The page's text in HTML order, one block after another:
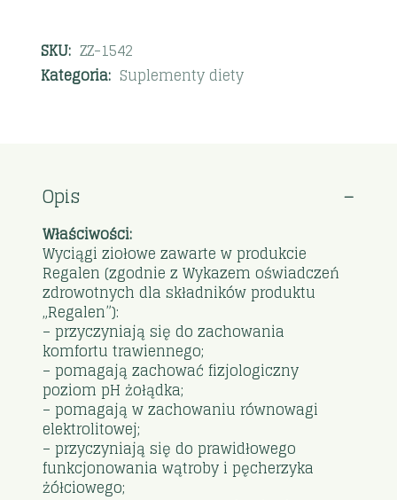
SKU: ZZ-1542
Kategoria: Suplementy diety
Opis
Właściwości:
Wyciągi ziołowe zawarte w produkcie
Regalen (zgodnie z Wykazem oświadczeń
zdrowotnych dla składników produktu
„Regalen”):
– przyczyniają się do zachowania
komfortu trawiennego;
– pomagają zachować fizjologiczny
poziom pH żołądka;
– pomagają w zachowaniu równowagi
elektrolitowej;
– przyczyniają się do prawidłowego
funkcjonowania wątroby i pęcherzyka
żółciowego;